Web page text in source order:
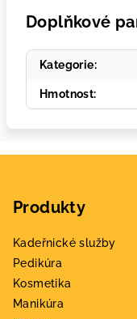
Doplňkové
Kategorie:
Hmotnost:
Produkty
Kadeřnické služby
Pedikúra
Kosmetika
Manikúra